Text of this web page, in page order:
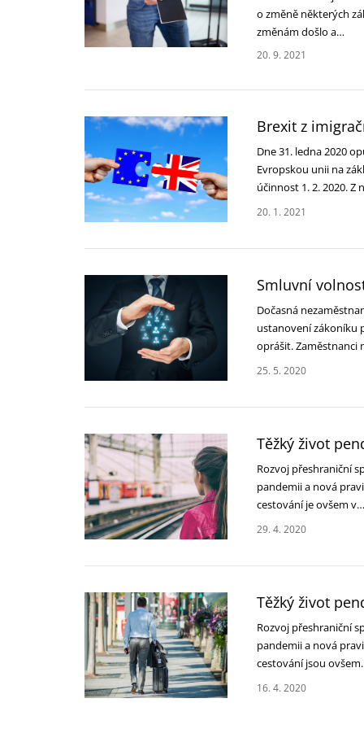
o změně některých
změnám došlo a…
20. 9. 2021
Brexit z
Dne 31. ledna 2020
Evropskou unii na
účinnost 1. 2. 2020. Z
20. 1. 2021
Smluvní
Dočasná
ustanovení zákoníku
oprášit.
25. 5. 2020
Těžký život
Rozvoj přeshraniční
pandemii a nová
cestování je ovšem
29. 4. 2020
Těžký život
Rozvoj přeshraniční
pandemii a nová
cestování jsou
16. 4. 2020